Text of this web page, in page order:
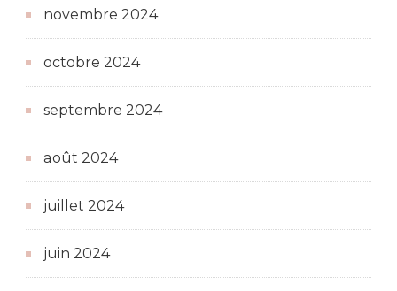
novembre 2024
octobre 2024
septembre 2024
août 2024
juillet 2024
juin 2024